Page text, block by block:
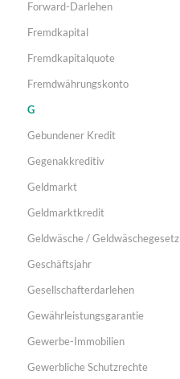
Forward-Darlehen
Fremdkapital
Fremdkapitalquote
Fremdwährungskonto
G
Gebundener Kredit
Gegenakkreditiv
Geldmarkt
Geldmarktkredit
Geldwäsche / Geldwäschegesetz
Geschäftsjahr
Gesellschafterdarlehen
Gewährleistungsgarantie
Gewerbe-Immobilien
Gewerbliche Schutzrechte